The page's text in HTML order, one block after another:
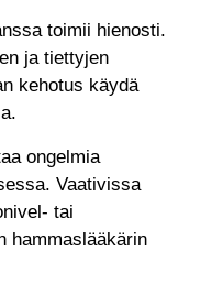
toimii hienosti.
ja tiettyjen
kehotus käydä
ongelmia
Vaativissa
tai
hammaslääkärin